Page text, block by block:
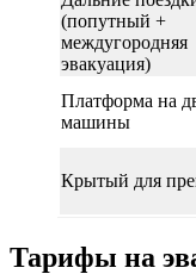
(попутный +
междугородняя
эвакуация)
Платформа на
машины
Крытый для
Тарифы на